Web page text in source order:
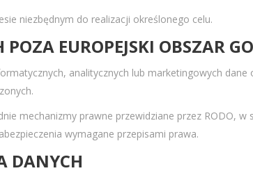
niezbędnym do realizacji określonego celu.
EUROPEJSKI OBSZAR
analitycznych lub marketingowych
mechanizmy prawne przewidziane przez RODO,
wymagane przepisami prawa.
DANYCH